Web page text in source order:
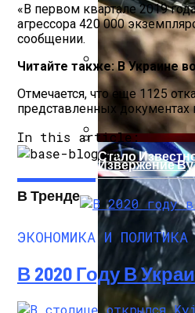
Растущая
Извержение
Стало
«В первом квартале 2019
агрессора 420 000
сообщении.
Читайте также: В Украине
Отмечается, что еще 1125
представленных
In this article:
В Тренде
ЭКОНОМИКА И ПОЛИТИКА
В 2020 Году В